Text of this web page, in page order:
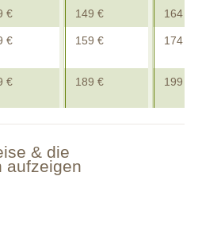
€ 149 € 164 €
€ 159 € 174 €
€ 189 € 199 €
& die
aufzeigen